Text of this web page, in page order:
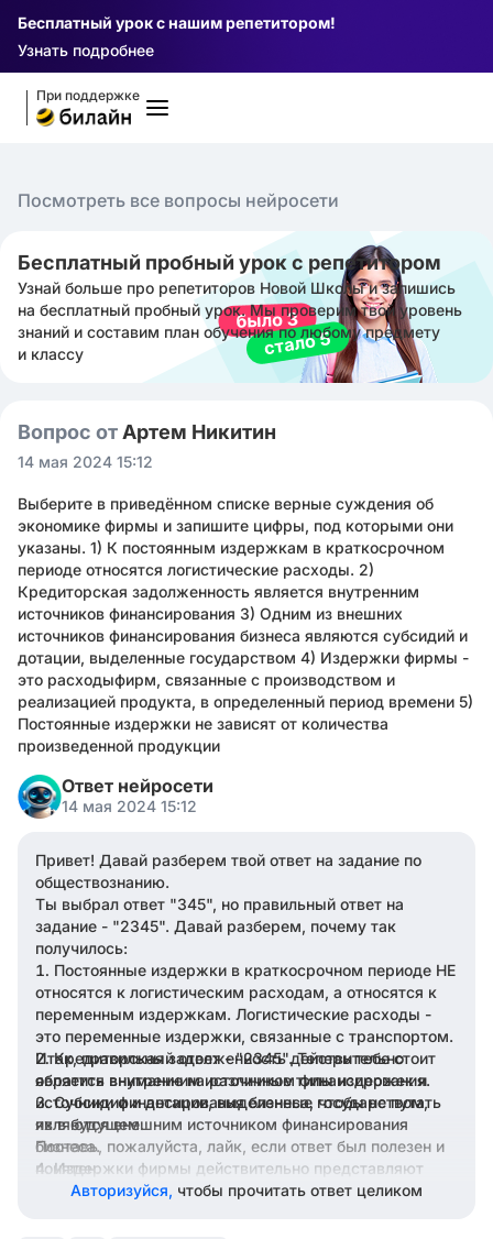
Бесплатный урок с нашим репетитором!
Узнать подробнее
При поддержке
Посмотреть все вопросы нейросети
Бесплатный пробный урок с репетитором
Узнай больше про репетиторов Новой Школы и запишись
на бесплатный пробный урок. Мы проверим твой уровень
знаний и составим план обучения по любому предмету
и классу
Вопрос от Артем Никитин
14 мая 2024 15:12
Выберите в приведённом списке верные суждения об
экономике фирмы и запишите цифры, под которыми они
указаны. 1) К постоянным издержкам в краткосрочном
периоде относятся логистические расходы. 2)
Кредиторская задолженность является внутренним
источников финансирования 3) Одним из внешних
источников финансирования бизнеса являются субсидий и
дотации, выделенные государством 4) Издержки фирмы -
это расходыфирм, связанные с производством и
реализацией продукта, в определенный период времени 5)
Постоянные издержки не зависят от количества
произведенной продукции
Ответ нейросети
14 мая 2024 15:12
Привет! Давай разберем твой ответ на задание по
обществознанию.
Ты выбрал ответ "345", но правильный ответ на
задание - "2345". Давай разберем, почему так
получилось:
Постоянные издержки в краткосрочном периоде НЕ
относятся к логистическим расходам, а относятся к
переменным издержкам. Логистические расходы -
это переменные издержки, связанные с транспортом.
Кредиторская задолженность действительно
является внутренним источником финансирования.
Субсидии и дотации, выделенные государством,
являются внешним источником финансирования
бизнеса.
Издержки фирмы действительно представляют
собой расходы, связанные с производством и
Итак, правильный ответ - "2345". Теперь тебе стоит
обратить внимание на различные типы издержек и
источники финансирования бизнеса, чтобы не путать
их в будущем.
Поставь, пожалуйста, лайк, если ответ был полезен и
понятен.
Авторизуйся, чтобы прочитать ответ целиком